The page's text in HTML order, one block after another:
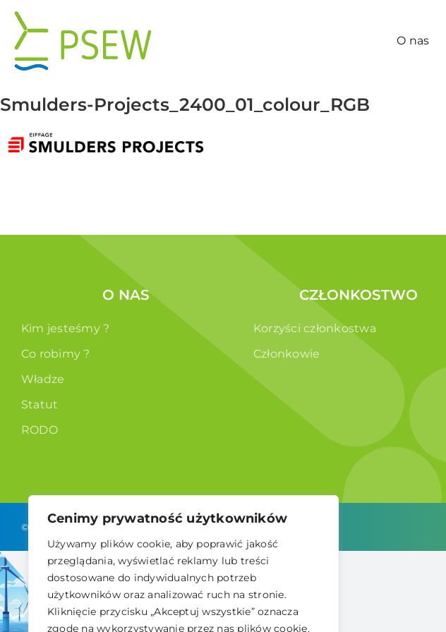
Cenimy prywatność użytkowników
Używamy plików cookie, aby poprawić jakość
przeglądania, wyświetlać reklamy lub treści
dostosowane do indywidualnych potrzeb
użytkowników oraz analizować ruch na stronie.
Kliknięcie przycisku „Akceptuj wszystkie” oznacza
zgodę na wykorzystywanie przez nas plików cookie.
Przejdź
zawartości
O nas
Smulders-Projects_2400_01_colour_RGB
O NAS
Kim jesteśmy ?
Co robimy ?
Władze
Statut
RODO
CZŁONKOSTWO
Korzyści członkostwa
Członkowie
© 2026 Polskie Stowarzyszenie Energetyki Wiatrowej